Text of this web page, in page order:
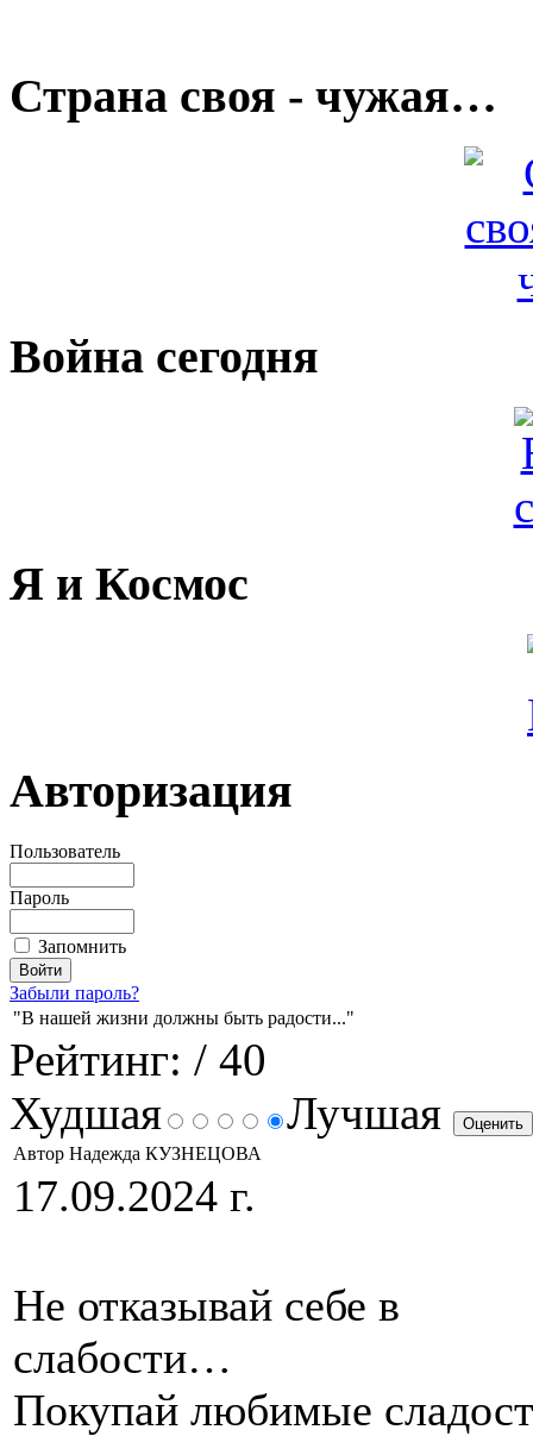
Страна своя - чужая…
Война сегодня
Я и Космос
Авторизация
Пользователь
Пароль
Запомнить
Забыли пароль?
"В нашей жизни должны быть радости..."
Рейтинг: / 40
Худшая
Лучшая
Автор Надежда КУЗНЕЦОВА
17.09.2024 г.
Не отказывай себе в
Покупай любимые